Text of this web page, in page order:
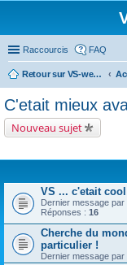
Raccourcis FAQ
Retour sur VS-webzine
C'etait mieux
Nouveau sujet
VS ... c'etait
Dernier message par
Réponses : 16
Cherche du
particulier !
Dernier message par